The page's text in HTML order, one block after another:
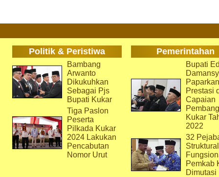
Politik & Peristiwa Pemerintahan
Bambang
Arwanto
Dikukuhkan
Sebagai Pjs
Bupati Kukar
Tiga Paslon
Peserta
Pilkada Kukar
2024 Lakukan
Pencabutan
Nomor Urut
Bupati
Paparkan
Prestasi
Capaian
Kukar
2022
32
Pemkab
Dimutasi